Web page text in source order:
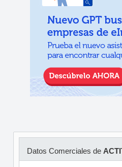
Datos Comerciales de